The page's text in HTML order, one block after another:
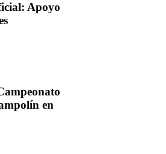
Apoyo
en